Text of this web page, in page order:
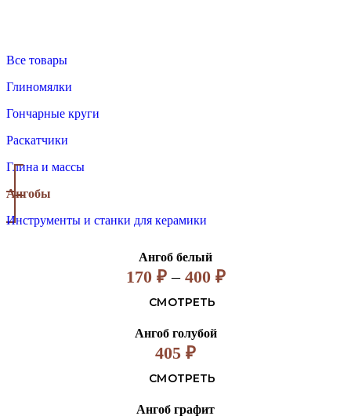
Все товары
Глиномялки
Гончарные круги
Раскатчики
Глина и массы
Ангобы
Инструменты и станки для керамики
Ангоб белый
170 ₽ – 400 ₽
СМОТРЕТЬ
Ангоб голубой
405 ₽
СМОТРЕТЬ
Ангоб графит